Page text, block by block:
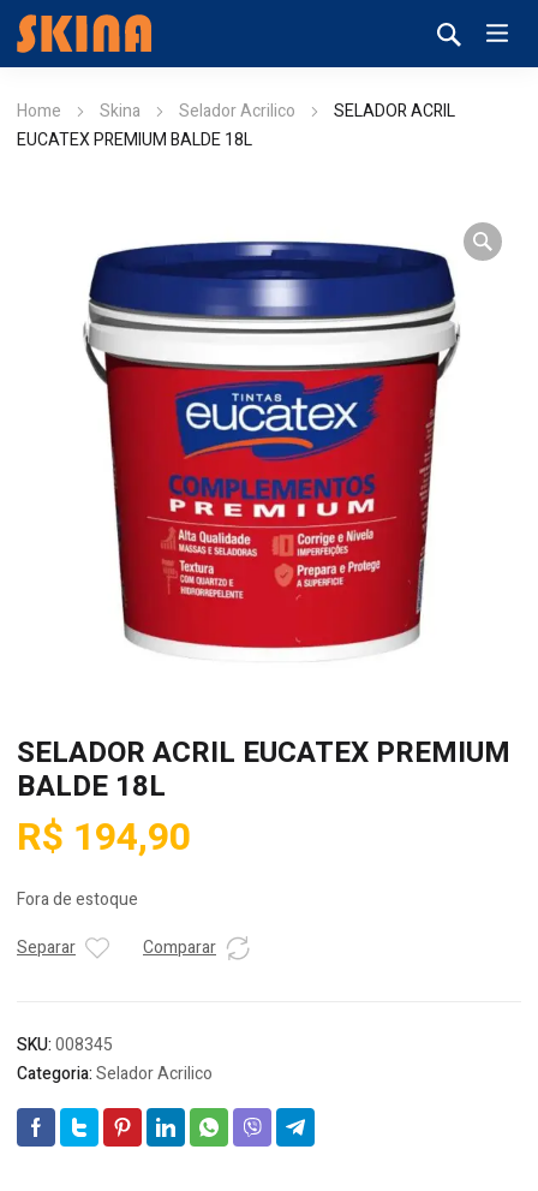
Home Skina Selador Acrilico
SELADOR ACRIL
EUCATEX PREMIUM BALDE 18L
SELADOR ACRIL EUCATEX PREMIUM
BALDE 18L
R$ 194,90
Fora de estoque
Separar
Comparar
SKU:008345
Categoria:Selador Acrilico